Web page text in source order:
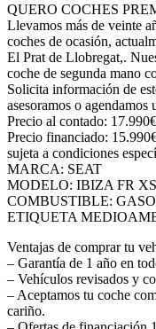
QUERO COCHES
Llevamos más de veinte
coches de ocasión,
El Prat de Llobregat,.
coche de segunda mano
Solicita información de
asesoramos o
Precio al contado: 17.990€
Precio financiado:
sujeta a condiciones
MARCA: SEAT
MODELO: IBIZA FR XS
COMBUSTIBLE:
ETIQUETA
Ventajas de comprar tu
– Garantía de 1 año en
– Vehículos revisados y
– Aceptamos tu coche
cariño.